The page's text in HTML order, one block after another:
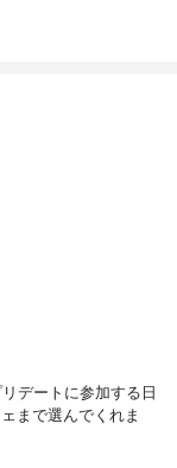
デートに参加する日
まで選んでくれま